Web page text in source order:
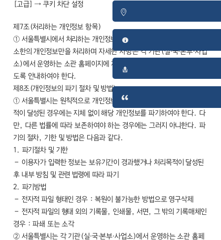
[고급] → 쿠키 차단 설정
제7조(처리하는 개인정보 항목)
① 서울특별시에서 처리하는 개인정보는 소관업무 및 법령에서 정한 최
소한의 개인정보만을 처리하며 자세한 사항은 각 기관(실·국·본부·사업
소)에서 운영하는 소관 홈페이지에 게재하여 정보주체가 확인할 수 있
도록 안내하여야 한다.
제8조(개인정보의 파기 절차 및 방법)
① 서울특별시는 원칙적으로 개인정보의 보유기간이 경과했거나 처리목
적이 달성된 경우에는 지체 없이 해당 개인정보를 파기하여야 한다. 다
만, 다른 법률에 따라 보존하여야 하는 경우에는 그러지 아니한다. 파
기의 절차, 기한 및 방법은 다음과 같다.
1. 파기절차 및 기한
– 이용자가 입력한 정보는 보유기간이 경과했거나 처리목적이 달성된
후 내부 방침 및 관련 법령에 따라 파기
2. 파기방법
– 전자적 파일 형태인 경우 : 복원이 불가능한 방법으로 영구삭제
– 전자적 파일의 형태 외의 기록물, 인쇄물, 서면, 그 밖의 기록매체인
경우 : 파쇄 또는 소각
② 서울특별시는 각 기관(실·국·본부·사업소)에서 운영하는 소관 홈페